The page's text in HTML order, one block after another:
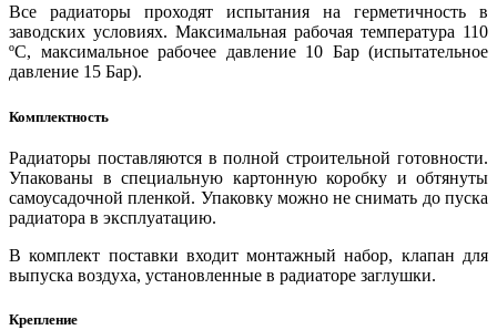
Все радиаторы проходят испытания на герметичность в
заводских условиях. Максимальная рабочая температура 110
ºС, максимальное рабочее давление 10 Бар (испытательное
давление 15 Бар).
Комплектность
Радиаторы поставляются в полной строительной готовности.
Упакованы в специальную картонную коробку и обтянуты
самоусадочной пленкой. Упаковку можно не снимать до пуска
радиатора в эксплуатацию.
В комплект поставки входит монтажный набор, клапан для
выпуска воздуха, установленные в радиаторе заглушки.
Крепление